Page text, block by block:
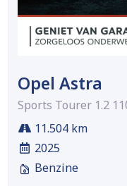
Opel Astra
Sports Tourer 1.2
11.504 km
2025
Benzine